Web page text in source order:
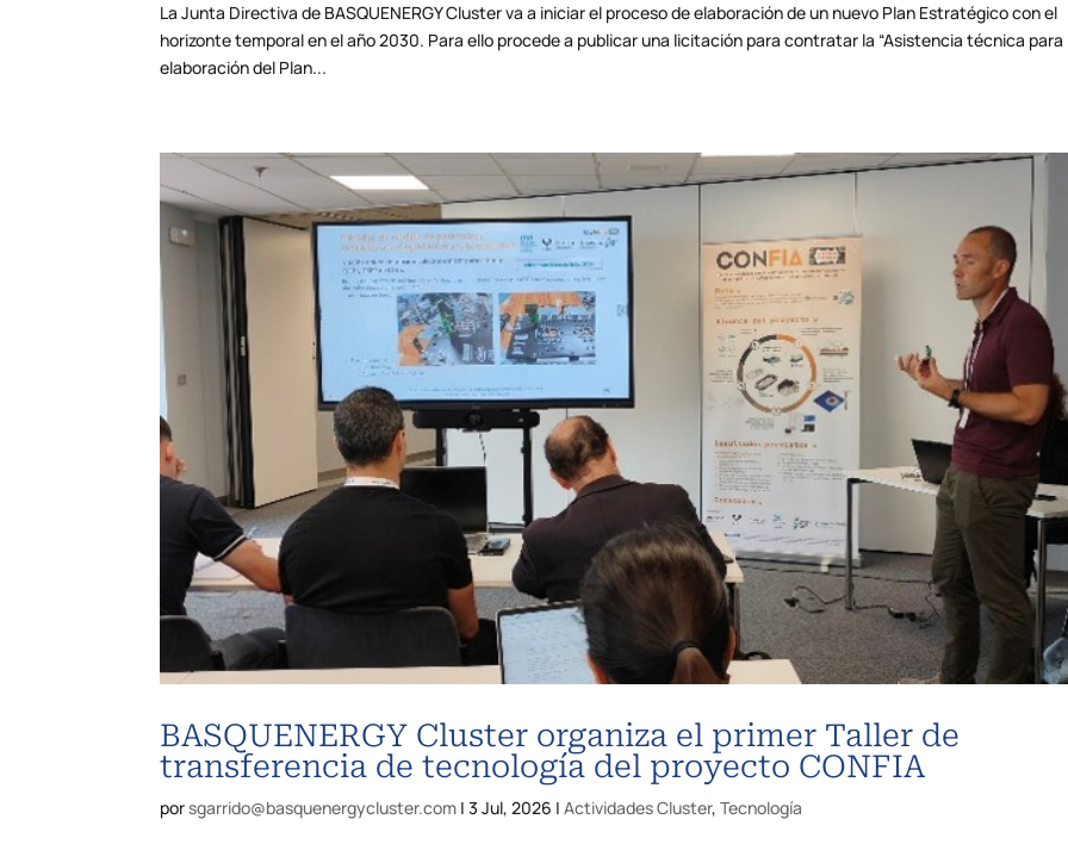
La Junta Directiva de BASQUENERGY Cluster va a iniciar el proceso de elaboración de un nuevo Plan Estratégico con el
horizonte temporal en el año 2030. Para ello procede a publicar una licitación para contratar la “Asistencia técnica para
elaboración del Plan...
BASQUENERGY Cluster organiza el primer Taller de
transferencia de tecnología del proyecto CONFIA
porsgarrido@basquenergycluster.com |3 Jul, 2026 |Actividades Cluster,Tecnología